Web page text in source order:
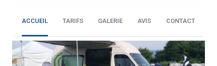
ACCUEIL TARIFS GALERIE AVIS CONTACT